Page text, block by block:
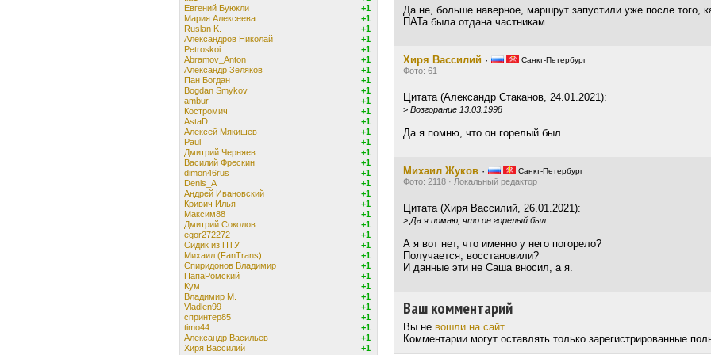
Евгений Буюкли
+1
Мария Алексеева
+1
Ruslan K.
+1
Александров Николай
+1
Petroskoi
+1
Abramov_Anton
+1
Александр Зеляков
+1
Пан Богдан
+1
Bogdan Smykov
+1
ambur
+1
Костромич
+1
AstaD
+1
Алексей Мякишев
+1
Paul
+1
Дмитрий Черняев
+1
Василий Фрескин
+1
dimon46rus
+1
Denis_A
+1
Андрей Ивановский
+1
Кривич Илья
+1
Максим88
+1
Дмитрий Соколов
+1
egor272272
+1
Сидик из ПТУ
+1
Михаил (FanTrans)
+1
Спиридонов Владимир
+1
ПапаРомский
+1
Кум
+1
Владимир М.
+1
Vladlen99
+1
спринтер85
+1
timo44
+1
Александр Васильев
+1
Хиря Вассилий
+1
Да не, больше наверное, маршрут запустили уже после того,
ПАТа была отдана частникам
Хиря Вассилий · Санкт-Петербург
Фото: 61
Цитата (Александр Стаканов, 24.01.2021):
> Возгорание 13.03.1998
Да я помню, что он горелый был
Михаил Жуков · Санкт-Петербург
Фото: 2118 · Локальный редактор
Цитата (Хиря Вассилий, 26.01.2021):
> Да я помню, что он горелый был
А я вот нет, что именно у него погорело?
Получается, восстановили?
И данные эти не Саша вносил, а я.
Ваш комментарий
Вы не вошли на сайт.
Комментарии могут оставлять только зарегистрированные